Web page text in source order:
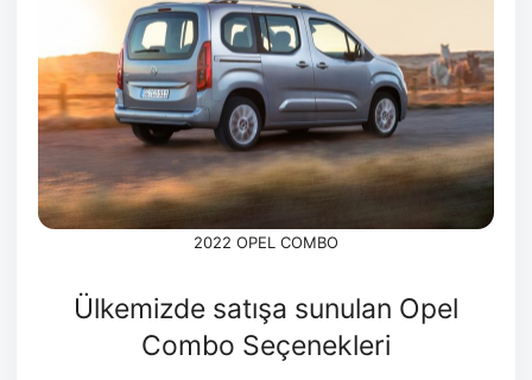
2022 OPEL COMBO
Ülkemizde satışa sunulan Opel
Combo Seçenekleri